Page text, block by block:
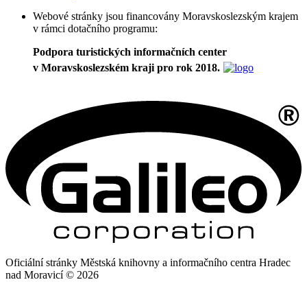
Webové stránky jsou financovány Moravskoslezským krajem
v rámci dotačního programu:
Podpora turistických informačních center
v Moravskoslezském kraji pro rok 2018.
Oficiální stránky Městská knihovny a informačního centra Hradec
nad Moravicí © 2026